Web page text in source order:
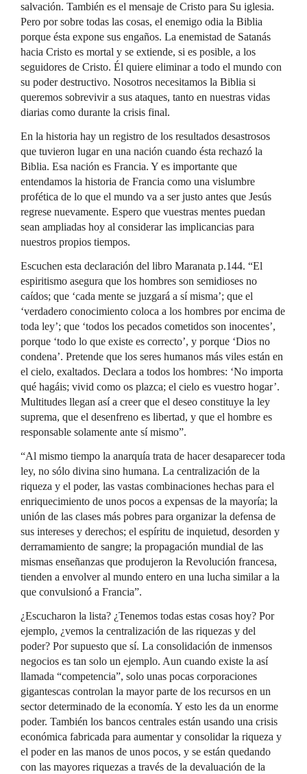
salvación. También es el mensaje de Cristo para Su iglesia.
Pero por sobre todas las cosas, el enemigo odia la Biblia
porque ésta expone sus engaños. La enemistad de Satanás
hacia Cristo es mortal y se extiende, si es posible, a los
seguidores de Cristo. Él quiere eliminar a todo el mundo con
su poder destructivo. Nosotros necesitamos la Biblia si
queremos sobrevivir a sus ataques, tanto en nuestras vidas
diarias como durante la crisis final.
En la historia hay un registro de los resultados desastrosos
que tuvieron lugar en una nación cuando ésta rechazó la
Biblia. Esa nación es Francia. Y es importante que
entendamos la historia de Francia como una vislumbre
profética de lo que el mundo va a ser justo antes que Jesús
regrese nuevamente. Espero que vuestras mentes puedan
sean ampliadas hoy al considerar las implicancias para
nuestros propios tiempos.
Escuchen esta declaración del libro Maranata p.144. “El
espiritismo asegura que los hombres son semidioses no
caídos; que ‘cada mente se juzgará a sí misma’; que el
‘verdadero conocimiento coloca a los hombres por encima de
toda ley’; que ‘todos los pecados cometidos son inocentes’,
porque ‘todo lo que existe es correcto’, y porque ‘Dios no
condena’. Pretende que los seres humanos más viles están en
el cielo, exaltados. Declara a todos los hombres: ‘No importa
qué hagáis; vivid como os plazca; el cielo es vuestro hogar’.
Multitudes llegan así a creer que el deseo constituye la ley
suprema, que el desenfreno es libertad, y que el hombre es
responsable solamente ante sí mismo”.
“Al mismo tiempo la anarquía trata de hacer desaparecer toda
ley, no sólo divina sino humana. La centralización de la
riqueza y el poder, las vastas combinaciones hechas para el
enriquecimiento de unos pocos a expensas de la mayoría; la
unión de las clases más pobres para organizar la defensa de
sus intereses y derechos; el espíritu de inquietud, desorden y
derramamiento de sangre; la propagación mundial de las
mismas enseñanzas que produjeron la Revolución francesa,
tienden a envolver al mundo entero en una lucha similar a la
que convulsionó a Francia”.
¿Escucharon la lista? ¿Tenemos todas estas cosas hoy? Por
ejemplo, ¿vemos la centralización de las riquezas y del
poder? Por supuesto que sí. La consolidación de inmensos
negocios es tan solo un ejemplo. Aun cuando existe la así
llamada “competencia”, solo unas pocas corporaciones
gigantescas controlan la mayor parte de los recursos en un
sector determinado de la economía. Y esto les da un enorme
poder. También los bancos centrales están usando una crisis
económica fabricada para aumentar y consolidar la riqueza y
el poder en las manos de unos pocos, y se están quedando
con las mayores riquezas a través de la devaluación de la